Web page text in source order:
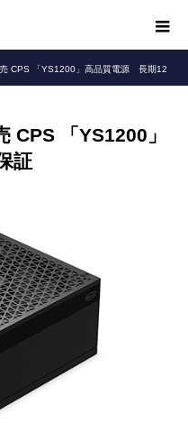
売 CPS 「YS1200」高品質電源 長期12
CPS 「YS1200」
証